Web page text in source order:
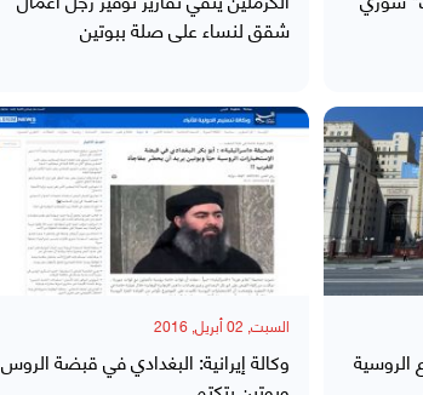
شقق لنساء على صلة ببوتين
الروسية
السبت, 02 أبريل, 2016
وكالة إيرانية: البغدادي في قبضة الروس